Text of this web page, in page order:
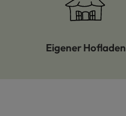
Eigener Hofladen